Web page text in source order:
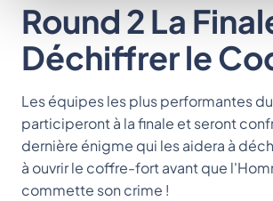
Round 2 La
Déchiffrer le
Les équipes les plus performantes du
participeront à la finale et seront
dernière énigme qui les aidera à
à ouvrir le coffre-fort avant que
commette son crime !